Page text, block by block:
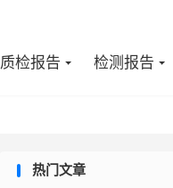
质检报告 检测报告
热门文章